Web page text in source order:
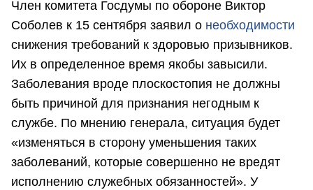
Член комитета Госдумы по обороне Виктор
Соболев к 15 сентября заявил о необходимости
снижения требований к здоровью призывников.
Их в определенное время якобы завысили.
Заболевания вроде плоскостопия не должны
быть причиной для признания негодным к
службе. По мнению генерала, ситуация будет
«изменяться в сторону уменьшения таких
заболеваний, которые совершенно не вредят
исполнению служебных обязанностей». У